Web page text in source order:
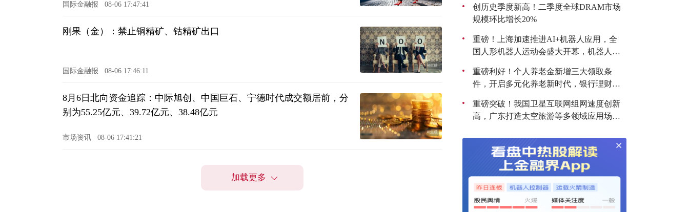
国际金融报 08-06 17:47:41
刚果（金）：禁止铜精矿、钴精矿出口
国际金融报 08-06 17:46:11
8月6日北向资金追踪：中际旭创、中国巨石、宁德时代成交额居前，分
别为55.25亿元、39.72亿元、38.48亿元
市场资讯 08-06 17:41:21
加载更多
创历史季度新高！二季度全球DRAM市场
规模环比增长20%
重磅！上海加速推进AI+机器人应用，全
国人形机器人运动会盛大开幕，机器人板
重磅利好！个人养老金新增三大领取条
件，开启多元化养老新时代，银行理财产
重磅突破！我国卫星互联网组网速度创新
高，广东打造太空旅游等多领域应用场